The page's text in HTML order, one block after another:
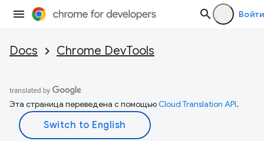
Войти
Docs Chrome DevTools
Эта страница переведена с помощьюCloud Translation API.